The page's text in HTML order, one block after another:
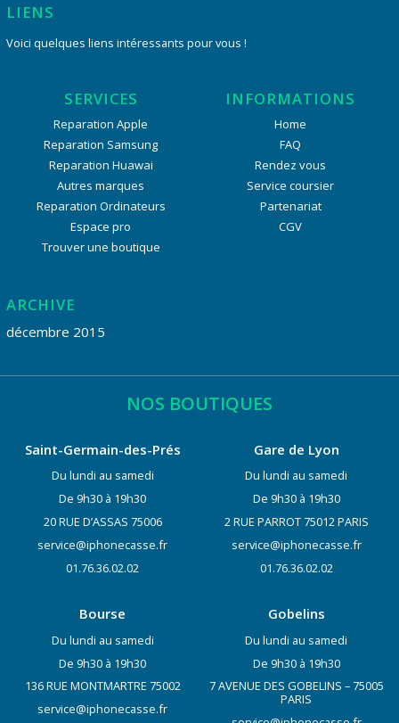
LIENS
Voici quelques liens intéressants pour vous !
SERVICES
Reparation Apple
Reparation Samsung
Reparation Huawai
Autres marques
Reparation Ordinateurs
Espace pro
Trouver une boutique
INFORMATIONS
Home
FAQ
Rendez vous
Service coursier
Partenariat
CGV
ARCHIVE
décembre 2015
NOS BOUTIQUES
Saint-Germain-des-Prés
Du lundi au samedi
De 9h30 à 19h30
20 RUE D’ASSAS 75006
service@iphonecasse.fr
01.76.36.02.02
Gare de Lyon
Du lundi au samedi
De 9h30 à 19h30
2 RUE PARROT 75012 PARIS
service@iphonecasse.fr
01.76.36.02.02
Bourse
Du lundi au samedi
De 9h30 à 19h30
136 RUE MONTMARTRE 75002
service@iphonecasse.fr
Gobelins
Du lundi au samedi
De 9h30 à 19h30
7 AVENUE DES GOBELINS – 75005
PARIS